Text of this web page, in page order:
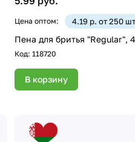
Цена оптом: 4.19 р. от 250
Пена для бритья "Regular",
Код:118720
В корзину